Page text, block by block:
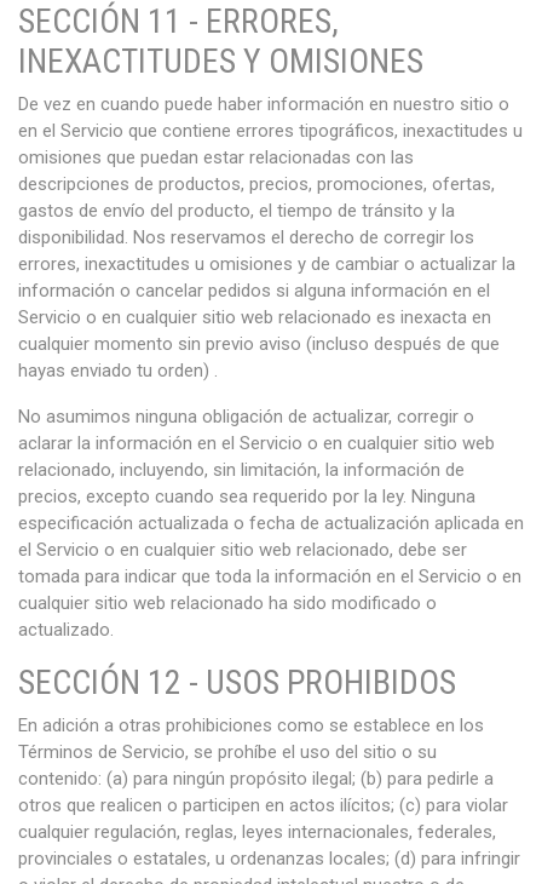
SECCIÓN 11 - ERRORES,
INEXACTITUDES Y OMISIONES
De vez en cuando puede haber información en nuestro sitio o
en el Servicio que contiene errores tipográficos, inexactitudes u
omisiones que puedan estar relacionadas con las
descripciones de productos, precios, promociones, ofertas,
gastos de envío del producto, el tiempo de tránsito y la
disponibilidad. Nos reservamos el derecho de corregir los
errores, inexactitudes u omisiones y de cambiar o actualizar la
información o cancelar pedidos si alguna información en el
Servicio o en cualquier sitio web relacionado es inexacta en
cualquier momento sin previo aviso (incluso después de que
hayas enviado tu orden) .
No asumimos ninguna obligación de actualizar, corregir o
aclarar la información en el Servicio o en cualquier sitio web
relacionado, incluyendo, sin limitación, la información de
precios, excepto cuando sea requerido por la ley. Ninguna
especificación actualizada o fecha de actualización aplicada en
el Servicio o en cualquier sitio web relacionado, debe ser
tomada para indicar que toda la información en el Servicio o en
cualquier sitio web relacionado ha sido modificado o
actualizado.
SECCIÓN 12 - USOS PROHIBIDOS
En adición a otras prohibiciones como se establece en los
Términos de Servicio, se prohíbe el uso del sitio o su
contenido: (a) para ningún propósito ilegal; (b) para pedirle a
otros que realicen o participen en actos ilícitos; (c) para violar
cualquier regulación, reglas, leyes internacionales, federales,
provinciales o estatales, u ordenanzas locales; (d) para infringir